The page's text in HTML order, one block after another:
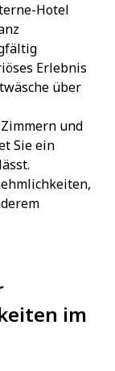
Hotel
Erlebnis
über
und
Sie ein
im